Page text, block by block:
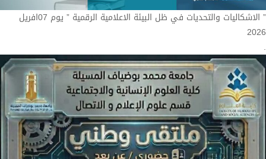
” الاشكاليات والتحديات في ظل البيئة الاعلامية الرقمية ” يوم 07افريل
2026
.